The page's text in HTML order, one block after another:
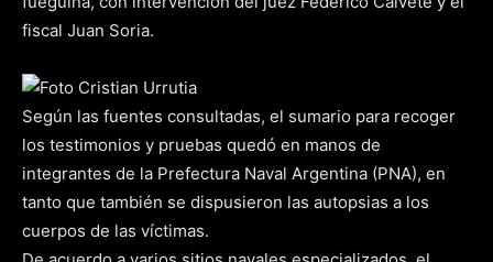
fiscal Juan Soria.
Según las fuentes consultadas, el sumario para recoger
los testimonios y pruebas quedó en manos de
integrantes de la Prefectura Naval Argentina (PNA), en
tanto que también se dispusieron las autopsias a los
cuerpos de las víctimas.